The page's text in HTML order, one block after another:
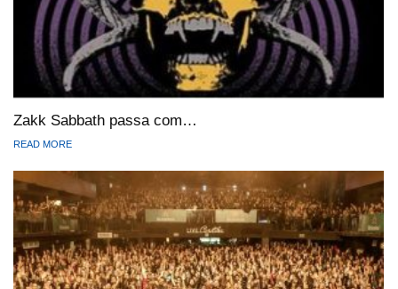
Zakk Sabbath passa com…
READ MORE